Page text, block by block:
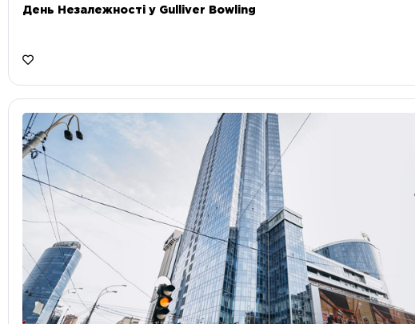
День Незалежності у Gulliver Bowling